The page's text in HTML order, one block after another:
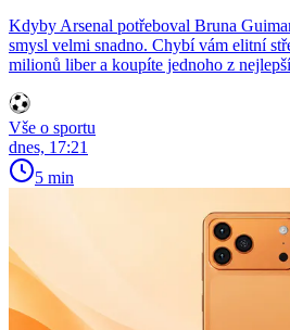
Kdyby Arsenal potřeboval Bruna
smysl velmi snadno. Chybí vám elitní
milionů liber a koupíte jednoho z
Vše o sportu
dnes, 17:21
5 min